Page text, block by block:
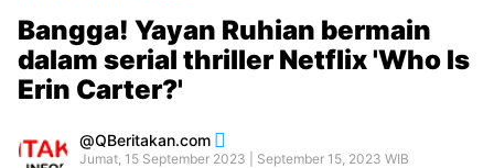
Bangga! Yayan Ruhian bermain
dalam serial thriller Netflix 'Who Is
Erin Carter?'
QBeritakan.com
Jumat, 15 September 2023 | September 15, 2023 WIB